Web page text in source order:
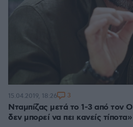
Νταμπίζας μετά το 1-3 από τον
δεν μπορεί να πει κανείς τίποτα»
15.04.2019, 18:26 3